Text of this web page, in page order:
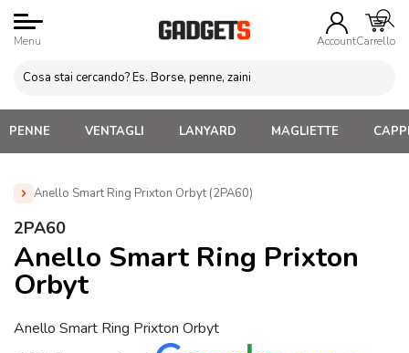
Menu AccountCarrello
PENNE VENTAGLI LANYARD MAGLIETTE
Anello Smart Ring Prixton Orbyt (2PA60)
Home »
2PA60
Anello Smart Ring Prixton
Orbyt
Anello Smart Ring Prixton Orbyt